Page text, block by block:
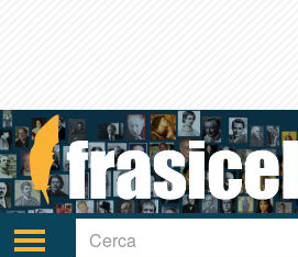
Attiva/disattiva
navigazione